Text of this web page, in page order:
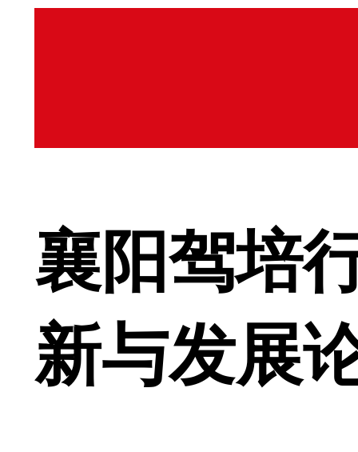
襄阳驾培
新与发展